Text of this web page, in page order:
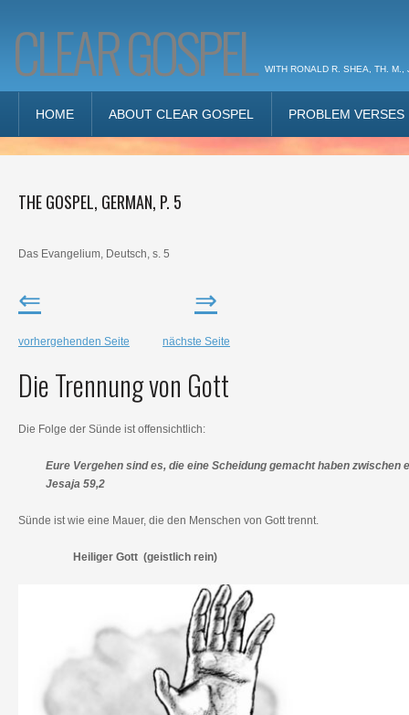
CLEAR GOSPEL WITH RONALD R. SHEA, TH. M.,
HOME ABOUT CLEAR GOSPEL PROBLEM VERSES
THE GOSPEL, GERMAN, P. 5
Das Evangelium, Deutsch, s. 5
⇐ ⇒
vorhergehenden Seite nächste Seite
Die Trennung von Gott
Die Folge der Sünde ist offensichtlich:
Eure Vergehen sind es, die eine Scheidung gemacht haben
Jesaja 59,2
Sünde ist wie eine Mauer, die den Menschen von Gott trennt.
Heiliger Gott (geistlich rein)